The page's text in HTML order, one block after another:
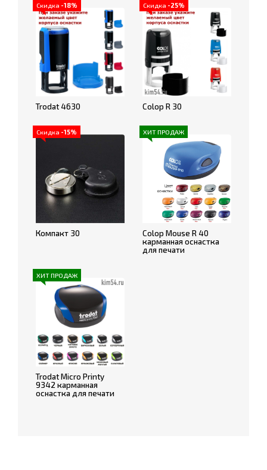
Скидка -18%
Trodat 4630
Скидка -25%
Colop R 30
Скидка -15%
Компакт 30
ХИТ ПРОДАЖ
Colop Mouse R 40
карманная оснастка
для печати
ХИТ ПРОДАЖ
Trodat Micro Printy
9342 карманная
оснастка для печати